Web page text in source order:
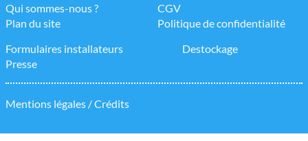
Qui sommes-nous ?
Plan du site
CGV
Politique de confidentialité
Formulaires installateurs
Presse
Destockage
Mentions légales / Crédits